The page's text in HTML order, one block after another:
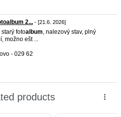
2... - [21.6. 2026]
starý fotoalbum, nalezový stav, plný
možno ešt ...
- 029 62